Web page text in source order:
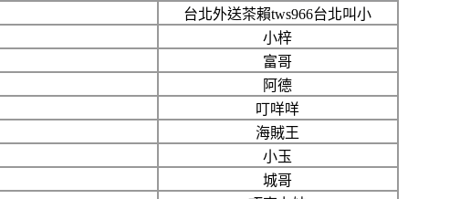
台北外送茶賴tws966台北叫小
小梓
富哥
阿德
叮咩咩
海賊王
小玉
城哥